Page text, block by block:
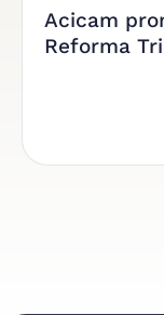
Acicam
Reforma